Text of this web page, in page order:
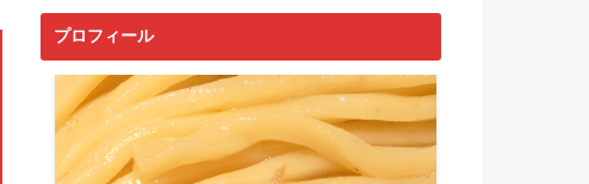
プロフィール